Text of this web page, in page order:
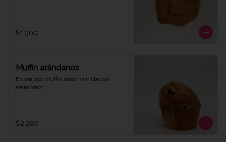
$1.900
Muffin arándanos
Esponjoso muffin sabor vainilla con
arándanos
$2.200